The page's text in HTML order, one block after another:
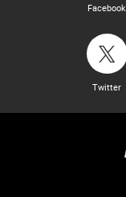
Facebook
Twitter